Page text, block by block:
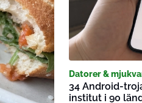
Datorer &
34 Android-
institut i 90